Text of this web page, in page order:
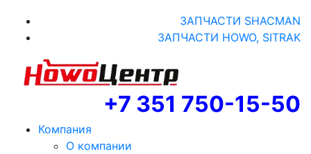
ЗАПЧАСТИ SHACMAN
ЗАПЧАСТИ HOWO, SITRAK
+7 351 750-15-50
Компания
О компании